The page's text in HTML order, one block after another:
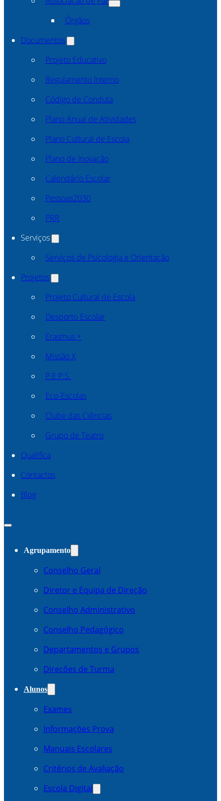
Órgãos
Documentos
Projeto Educativo
Regulamento Interno
Código de Conduta
Plano Anual de Atividades
Plano Cultural de Escola
Plano de Inovação
Calendário Escolar
Pessoas2030
PRR
Serviços
Serviços de Psicologia e Orientação
Projetos
Projeto Cultural de Escola
Desporto Escolar
Erasmus +
Missão X
P.E.P.S.
Eco-Escolas
Clube das Ciências
Grupo de Teatro
Qualifica
Contactos
Blog
Agrupamento
Conselho Geral
Diretor e Equipa de Direção
Conselho Administrativo
Conselho Pedagógico
Departamentos e Grupos
Direcões de Turma
Alunos
Exames
Informações Prova
Manuais Escolares
Critérios de Avaliação
Escola Digital